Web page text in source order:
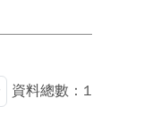
資料總數：1